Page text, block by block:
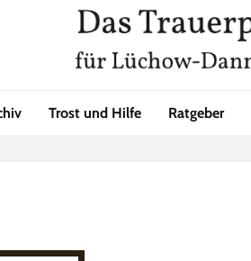
Trost und Hilfe Ratgeber